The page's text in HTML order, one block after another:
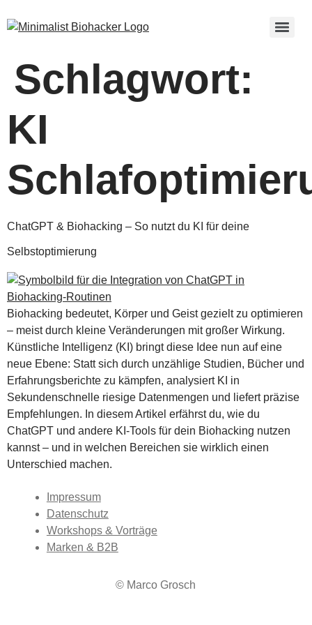
Inhalt
Schlagwort:
KI
ChatGPT & Biohacking – So nutzt du KI für deine
Selbstoptimierung
Biohacking bedeutet, Körper und Geist gezielt zu optimieren
– meist durch kleine Veränderungen mit großer Wirkung.
Künstliche Intelligenz (KI) bringt diese Idee nun auf eine
neue Ebene: Statt sich durch unzählige Studien, Bücher und
Erfahrungsberichte zu kämpfen, analysiert KI in
Sekundenschnelle riesige Datenmengen und liefert präzise
Empfehlungen. In diesem Artikel erfährst du, wie du
ChatGPT und andere KI-Tools für dein Biohacking nutzen
kannst – und in welchen Bereichen sie wirklich einen
Unterschied machen.
Impressum
Datenschutz
Workshops & Vorträge
Marken & B2B
© Marco Grosch